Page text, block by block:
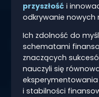
przyszłość i
odkrywanie nowych
Ich zdolność do
schematami
znaczących
nauczyli się
i stabilności